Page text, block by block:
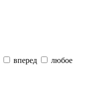
вперед
любое